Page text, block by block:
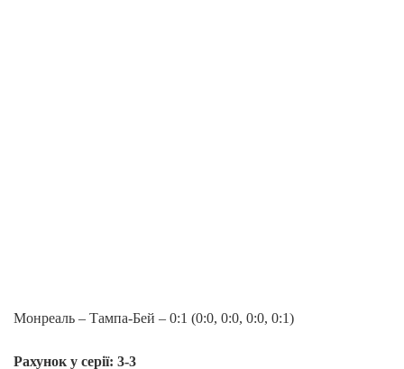
Монреаль – Тампа-Бей – 0:1 (0:0, 0:0, 0:0, 0:1)
Рахунок у серії: 3-3